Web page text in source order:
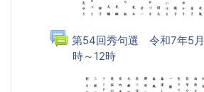
第54回秀句選 令和7年5
時～12時フォーラム